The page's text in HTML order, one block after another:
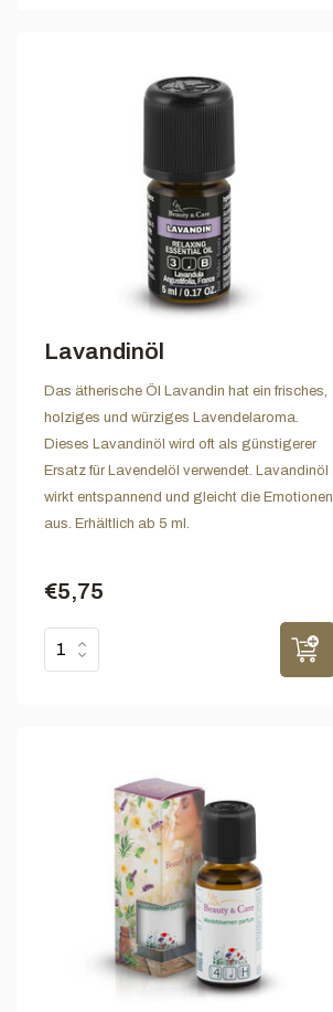
Lavandinöl
Das ätherische Öl Lavandin hat ein frisches,
holziges und würziges Lavendelaroma.
Dieses Lavandinöl wird oft als günstigerer
Ersatz für Lavendelöl verwendet. Lavandinöl
wirkt entspannend und gleicht die Emotionen
aus. Erhältlich ab 5 ml.
€5,75